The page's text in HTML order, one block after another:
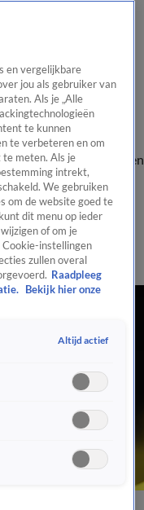
Onze gezichten
In de
Kijkersvraag insturen
ShopUitzending
en vergelijkbare
jou als gebruiker van
Als je „Alle
te kunnen
te verbeteren en om
meten. Als je
intrekt,
We gebruiken
om de website goed te
dit menu op ieder
of om je
instellingen
zullen overal
Raadpleeg
Bekijk hier onze
Altijd actief